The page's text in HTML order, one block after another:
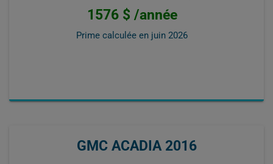
1576 $ /année
Prime calculée en juin 2026
GMC ACADIA 2016